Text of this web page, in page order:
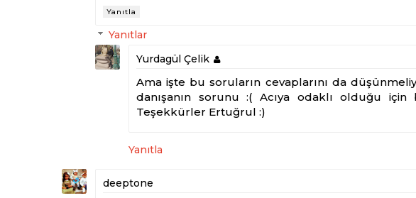
Yanıtla
Yanıtlar
Yurdagül Çelik
Ama işte bu soruların cevaplarını da
danışanın sorunu :( Acıya odaklı olduğu
Teşekkürler Ertuğrul :)
Yanıtla
deeptone